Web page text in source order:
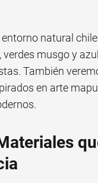
natural
verdes musgo y
También
en arte